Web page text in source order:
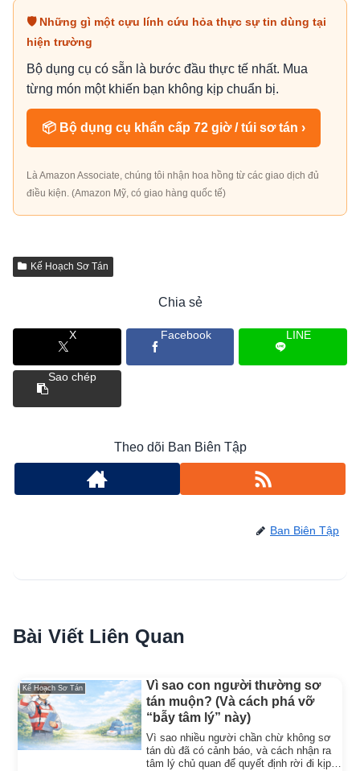
🛡 Những gì một cựu lính cứu hỏa thực sự tin dùng tại
hiện trường
Bộ dụng cụ có sẵn là bước đầu thực tế nhất. Mua
từng món một khiến bạn không kịp chuẩn bị.
📦 Bộ dụng cụ khẩn cấp 72 giờ / túi sơ tán ›
Là Amazon Associate, chúng tôi nhận hoa hồng từ các giao dịch đủ
điều kiện. (Amazon Mỹ, có giao hàng quốc tế)
Kế Hoạch Sơ Tán
Chia sẻ
X Facebook LINE
Sao chép
Theo dõi Ban Biên Tập
Ban Biên Tập
Bài Viết Liên Quan
Kế Hoạch Sơ Tán
Vì sao con người thường sơ
tán muộn? (Và cách phá vỡ
“bẫy tâm lý” này)
Vì sao nhiều người chần chừ không sơ
tán dù đã có cảnh báo, và cách nhận ra
tâm lý chủ quan để quyết định rời đi kịp